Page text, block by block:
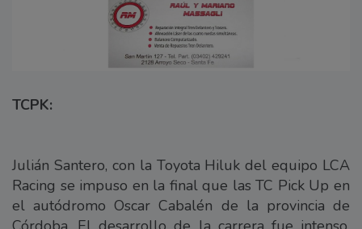
TCPK:
Julián Santero, con la Toyota Hiluk del equipo LCA
Racing se impuso en la final que las TC Pick Up en
el autódromo Oscar Cabalén de la provincia de